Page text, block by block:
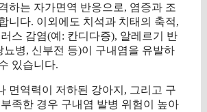
하는 자가면역 반응으로, 염증과 조
니다. 이외에도 치석과 치태의 축적,
스 감염(예: 칸디다증), 알레르기 반
뇨병, 신부전 등)이 구내염을 유발하
있습니다.
면역력이 저하된 강아지, 그리고 구
족한 경우 구내염 발병 위험이 높아